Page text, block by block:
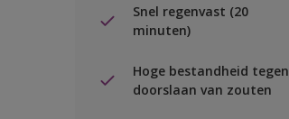
Snel regenvast (20
minuten)
Hoge bestandheid tegen
doorslaan van zouten